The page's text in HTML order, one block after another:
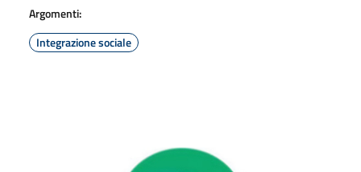
Argomenti:
Integrazione sociale